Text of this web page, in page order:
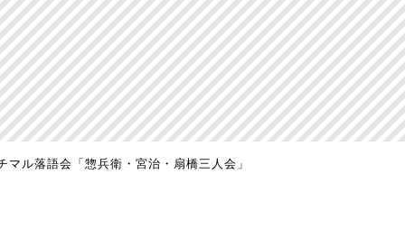
ル落語会「惣兵衛・宮治・扇橋三人会」